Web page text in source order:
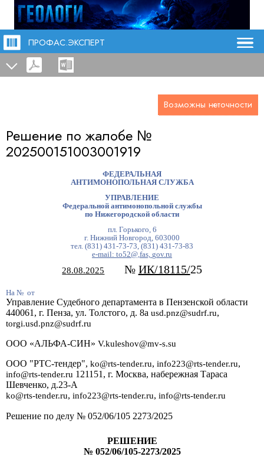
ПРОФАС.ЭКСПЕРТ
Возможны неточности
Решение по жалобе №
202500151003001919
ФЕДЕРАЛЬНАЯ
АНТИМОНОПОЛЬНАЯ СЛУЖБА
УПРАВЛЕНИЕ
Федеральной антимонопольной службы
по Нижегородской области
пл. Горького, 6
г. Нижний Новгород, 603000
тел. (831) 431-73-73, (831) 431-73-83
e-mail: to52@,fas, gov.ru
28.08.2025 № ИК/18115/25
На № от
Управление Судебного департамента в Пензенской области
440061, г. Пенза, ул. Толстого, д. 8а usd.pnz@sudrf.ru,
torgi.usd.pnz@sudrf.ru
ООО «АЛЬФА-СИН» V.kuleshov@mv-s.su
ООО "РТС-тендер", ko@rts-tender.ru, info223@rts-tender.ru,
info@rts-tender.ru 121151, г. Москва, набережная Тараса
Шевченко, д.23-А
ko@rts-tender.ru, info223@rts-tender.ru, info@rts-tender.ru
Решение по делу № 052/06/105 2273/2025
РЕШЕНИЕ
№ 052/06/105-2273/2025